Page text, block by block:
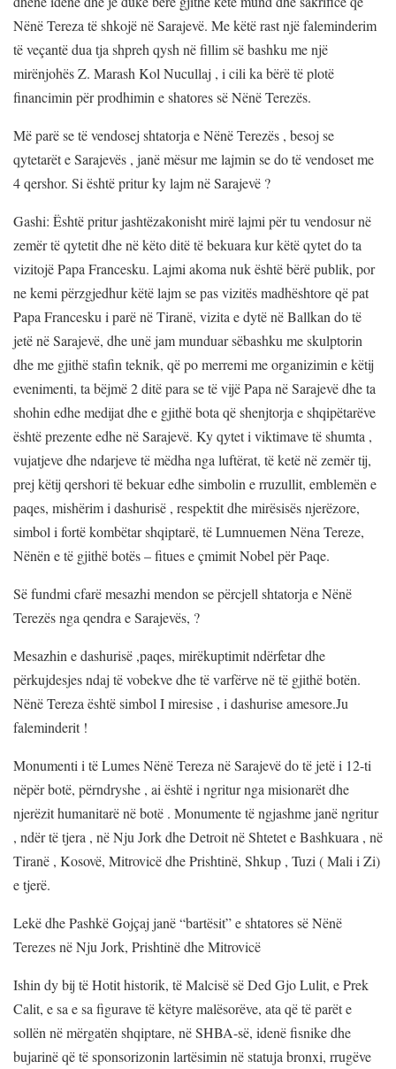
Nënë Tereza të shkojë në Sarajevë. Me këtë rast një faleminderim
të veçantë dua tja shpreh qysh në fillim së bashku me një
mirënjohës Z. Marash Kol Nucullaj , i cili ka bërë të plotë
financimin për prodhimin e shatores së Nënë Terezës.
Më parë se të vendosej shtatorja e Nënë Terezës , besoj se
qytetarët e Sarajevës , janë mësur me lajmin se do të vendoset me
4 qershor. Si është pritur ky lajm në Sarajevë ?
Gashi: Është pritur jashtëzakonisht mirë lajmi për tu vendosur në
zemër të qytetit dhe në këto ditë të bekuara kur këtë qytet do ta
vizitojë Papa Francesku. Lajmi akoma nuk është bërë publik, por
ne kemi përzgjedhur këtë lajm se pas vizitës madhështore që pat
Papa Francesku i parë në Tiranë, vizita e dytë në Ballkan do të
jetë në Sarajevë, dhe unë jam munduar sëbashku me skulptorin
dhe me gjithë stafin teknik, që po merremi me organizimin e këtij
evenimenti, ta bëjmë 2 ditë para se të vijë Papa në Sarajevë dhe ta
shohin edhe medijat dhe e gjithë bota që shenjtorja e shqipëtarëve
është prezente edhe në Sarajevë. Ky qytet i viktimave të shumta ,
vujatjeve dhe ndarjeve të mëdha nga luftërat, të ketë në zemër tij,
prej këtij qershori të bekuar edhe simbolin e rruzullit, emblemën e
paqes, mishërim i dashurisë , respektit dhe mirësisës njerëzore,
simbol i fortë kombëtar shqiptarë, të Lumnuemen Nëna Tereze,
Nënën e të gjithë botës – fitues e çmimit Nobel për Paqe.
Së fundmi cfarë mesazhi mendon se përcjell shtatorja e Nënë
Terezës nga qendra e Sarajevës, ?
Mesazhin e dashurisë ,paqes, mirëkuptimit ndërfetar dhe
përkujdesjes ndaj të vobekve dhe të varfërve në të gjithë botën.
Nënë Tereza është simbol I miresise , i dashurise amesore.Ju
faleminderit !
Monumenti i të Lumes Nënë Tereza në Sarajevë do të jetë i 12-ti
nëpër botë, përndryshe , ai është i ngritur nga misionarët dhe
njerëzit humanitarë në botë . Monumente të ngjashme janë ngritur
, ndër të tjera , në Nju Jork dhe Detroit në Shtetet e Bashkuara , në
Tiranë , Kosovë, Mitrovicë dhe Prishtinë, Shkup , Tuzi ( Mali i Zi)
e tjerë.
Lekë dhe Pashkë Gojçaj janë “bartësit” e shtatores së Nënë
Terezes në Nju Jork, Prishtinë dhe Mitrovicë
Ishin dy bij të Hotit historik, të Malcisë së Ded Gjo Lulit, e Prek
Calit, e sa e sa figurave të këtyre malësorëve, ata që të parët e
sollën në mërgatën shqiptare, në SHBA-së, idenë fisnike dhe
bujarinë që të sponsorizonin lartësimin në statuja bronxi, rrugëve